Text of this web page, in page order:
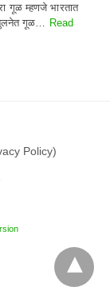
गूळ म्हणजे भारतात
तुलनेत गूळ… Read
Policy)